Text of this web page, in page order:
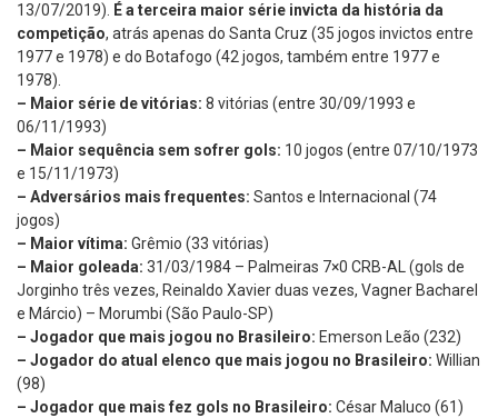
13/07/2019).
É a terceira maior série invicta da história da
competição, atrás apenas do Santa Cruz (35 jogos invictos entre
1977 e 1978) e do Botafogo (42 jogos, também entre 1977 e
1978).
– Maior série de vitórias: 8 vitórias (entre 30/09/1993 e
06/11/1993)
– Maior sequência sem sofrer gols: 10 jogos (entre 07/10/1973
e 15/11/1973)
– Adversários mais frequentes: Santos e Internacional (74
jogos)
– Maior vítima: Grêmio (33 vitórias)
– Maior goleada: 31/03/1984 – Palmeiras 7×0 CRB-AL (gols de
Jorginho três vezes, Reinaldo Xavier duas vezes, Vagner Bacharel
e Márcio) – Morumbi (São Paulo-SP)
– Jogador que mais jogou no Brasileiro: Emerson Leão (232)
– Jogador do atual elenco que mais jogou no Brasileiro: Willian
(98)
– Jogador que mais fez gols no Brasileiro: César Maluco (61)